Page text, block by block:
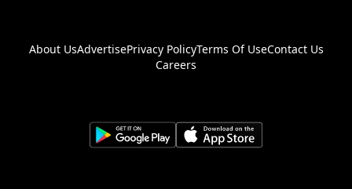
About UsAdvertisePrivacy PolicyTerms Of UseContact Us
Careers